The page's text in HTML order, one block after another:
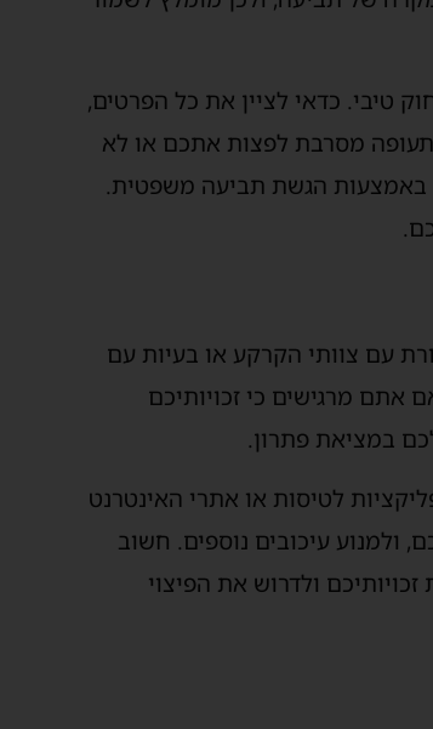
טיבי. כדאי לציין את כל הפרטים,
מסרבת לפצות אתכם או לא
באמצעות הגשת תביעה משפטית.
עם צוותי הקרקע או בעיות עם
מרגישים כי זכויותיכם
במציאת פתרון.
לטיסות או אתרי האינטרנט
ולמנוע עיכובים נוספים. חשוב
ולדרוש את הפיצוי